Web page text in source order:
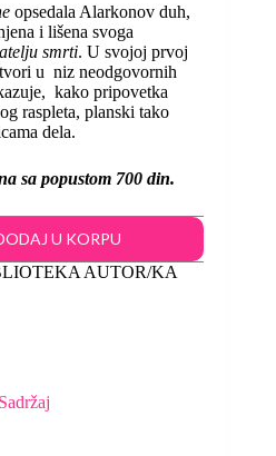
opsedala Alarkonov duh,
i lišena svoga
smrti. U svojoj prvoj
u niz neodgovornih
kako pripovetka
raspleta, planski tako
dela.
sa popustom 700 din.
U KORPU
AUTOR/KA
Sadržaj